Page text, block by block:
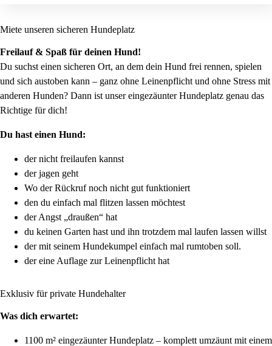
Miete unseren sicheren Hundeplatz
Freilauf & Spaß für deinen Hund!
Du suchst einen sicheren Ort, an dem dein Hund frei rennen, spielen
und sich austoben kann – ganz ohne Leinenpflicht und ohne Stress mit
anderen Hunden? Dann ist unser eingezäunter Hundeplatz genau das
Richtige für dich!
Du hast einen Hund:
der nicht freilaufen kannst
der jagen geht
Wo der Rückruf noch nicht gut funktioniert
den du einfach mal flitzen lassen möchtest
der Angst „draußen“ hat
du keinen Garten hast und ihn trotzdem mal laufen lassen willst
der mit seinem Hundekumpel einfach mal rumtoben soll.
der eine Auflage zur Leinenpflicht hat
Exklusiv für private Hundehalter
Was dich erwartet:
1100 m² eingezäunter Hundeplatz – komplett umzäunt mit einem